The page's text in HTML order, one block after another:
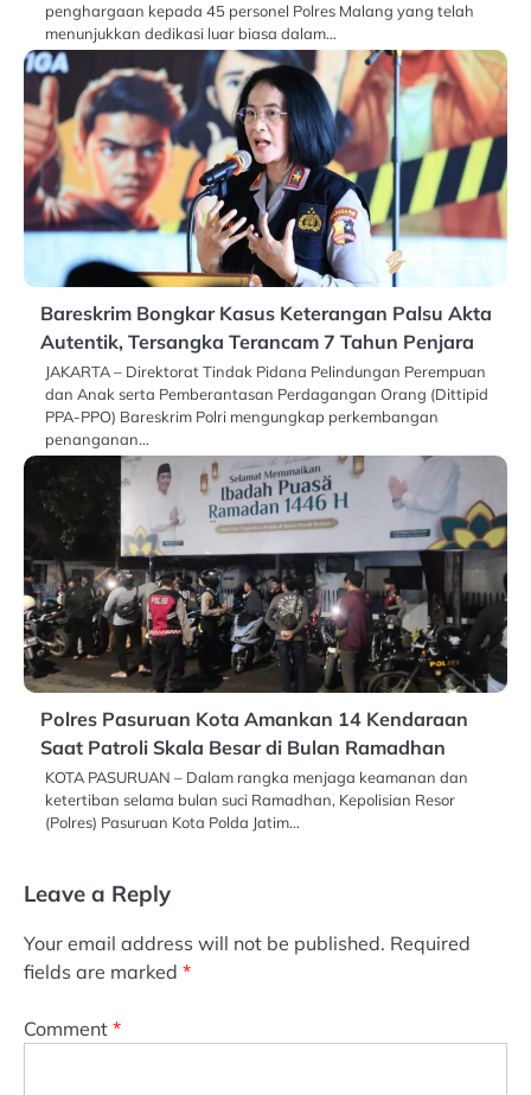
penghargaan kepada 45 personel Polres Malang yang telah
menunjukkan dedikasi luar biasa dalam…
Bareskrim Bongkar Kasus Keterangan Palsu Akta
Autentik, Tersangka Terancam 7 Tahun Penjara
JAKARTA – Direktorat Tindak Pidana Pelindungan Perempuan
dan Anak serta Pemberantasan Perdagangan Orang (Dittipid
PPA-PPO) Bareskrim Polri mengungkap perkembangan
penanganan…
Polres Pasuruan Kota Amankan 14 Kendaraan
Saat Patroli Skala Besar di Bulan Ramadhan
KOTA PASURUAN – Dalam rangka menjaga keamanan dan
ketertiban selama bulan suci Ramadhan, Kepolisian Resor
(Polres) Pasuruan Kota Polda Jatim…
Leave a Reply
Your email address will not be published. Required
fields are marked *
Comment *